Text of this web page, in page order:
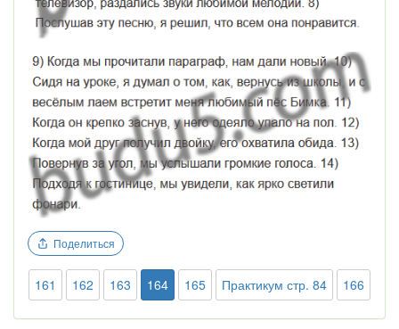
Поделиться
161 162 163 164 165 Практикум стр. 84 166